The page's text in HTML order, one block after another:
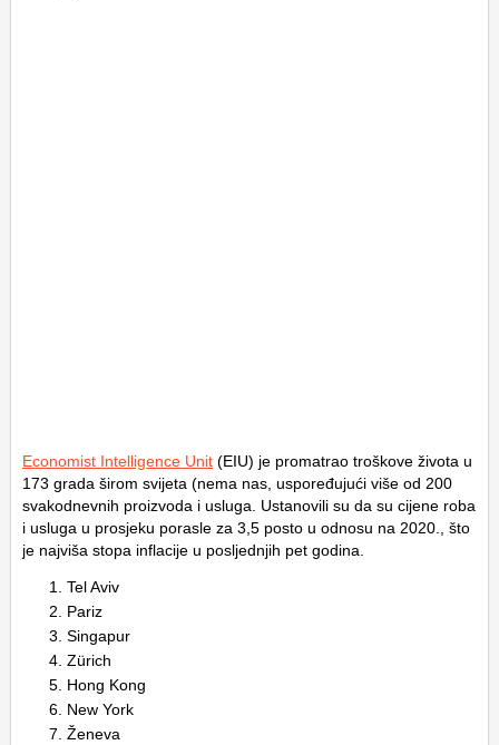
Economist Intelligence Unit (EIU) je promatrao troškove života u
173 grada širom svijeta (nema nas, uspoređujući više od 200
svakodnevnih proizvoda i usluga. Ustanovili su da su cijene roba
i usluga u prosjeku porasle za 3,5 posto u odnosu na 2020., što
je najviša stopa inflacije u posljednjih pet godina.
Tel Aviv
Pariz
Singapur
Zürich
Hong Kong
New York
Ženeva